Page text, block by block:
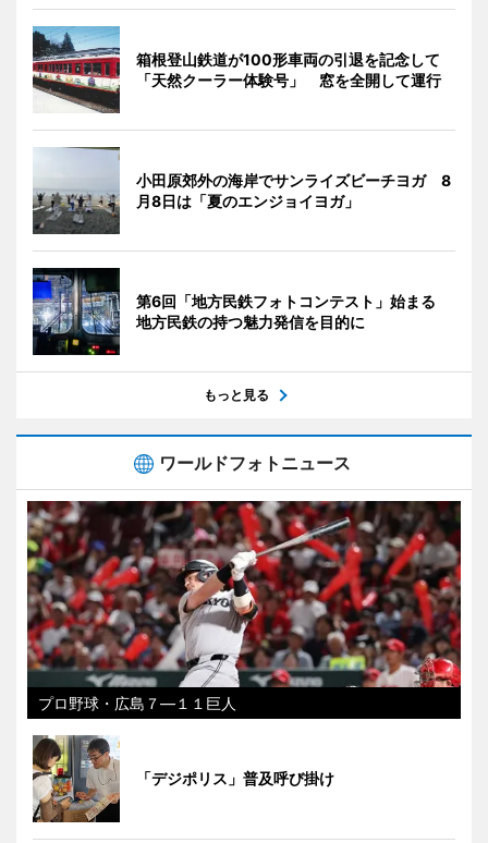
箱根登山鉄道が100形車両の引退を記念して
「天然クーラー体験号」 窓を全開して運行
小田原郊外の海岸でサンライズビーチヨガ 8
月8日は「夏のエンジョイヨガ」
第6回「地方民鉄フォトコンテスト」始まる
地方民鉄の持つ魅力発信を目的に
もっと見る
ワールドフォトニュース
プロ野球・広島７―１１巨人
「デジポリス」普及呼び掛け